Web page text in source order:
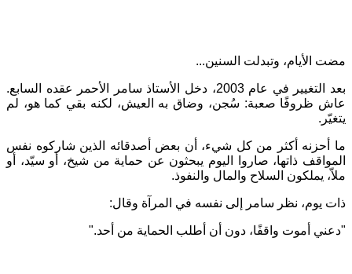
مضت الأيام، وتبدلت السنين...
بعد التغيير في عام2003، دخل الأستاذ سامر الأحمر عقده السابع.
عاش ظروفًا صعبة: سُجن، وضاق به العيش، لكنه بقي كما هو، لم
يتغيّر .
ما أحزنه أكثر من كل شيء، أن بعض أصدقائه الذين شاركوه نفس
المواقف ذاتها، صاروا اليوم يبحثون عن حماية من شيخ، أو سيّد، أو
ملاّ، يملكون السلاح والمال والنفوذ.
ذات يوم، نظر سامر إلى نفسه في المرآة وقال:
"دعني أموت واقفًا، دون أن أطلب الحماية من أحد."